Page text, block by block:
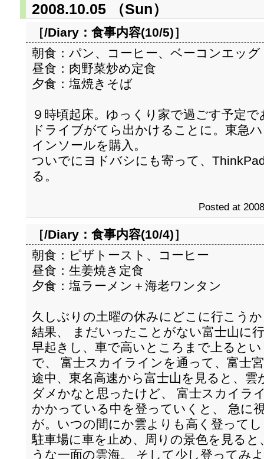
2008.10.05 （Sun）
［/Diary： 食事内容(10/5)］
朝食：パン、コーヒー、ベーコンエッグ
昼食：肉野菜炒め定食
夕食：塩焼きそば
９時頃起床。ゆっくり家で過ごす予定
ドライブがてら出かけることに。東急
インソールを購入。
ついでにヨドバシにも寄って、
る。
Posted at
［/Diary： 食事内容(10/4)］
朝食：ピザトースト、コーヒー
昼食：生姜焼き定食
夕食：塩ラーメン＋海老ワンタン
久しぶりの土曜の休みにどこに行こう
結果、 まだいったことがない富士山に
早起きし、車で高いところまで上ると
で、 富士スカイラインを通って、富士
途中、東名高速から富士山を見ると、
ダメかなと思ったけど、 富士スカイラ
かかっている中を登っていくと、 急に
が。いつの間にか雲よりも高く登って
駐車場に車を止め、周りの景色を見る
うな一面の雲海。 そして少し登ってみ